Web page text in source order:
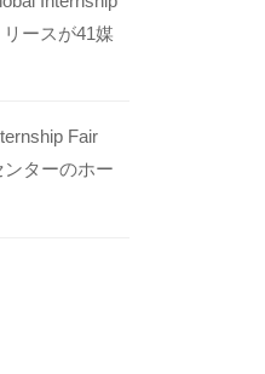
ースが41媒
Fair
ターのホー